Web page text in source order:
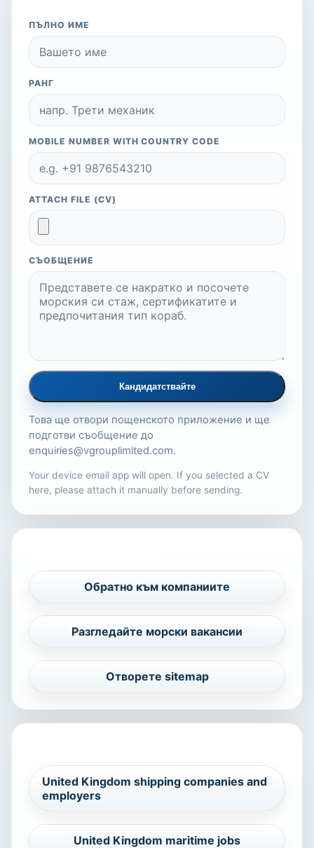
ПЪЛНО ИМЕ
РАНГ
MOBILE NUMBER WITH COUNTRY CODE
ATTACH FILE (CV)
СЪОБЩЕНИЕ
Кандидатствайте
Това ще отвори пощенското приложение и ще
подготви съобщение до
enquiries@vgrouplimited.com.
Your device email app will open. If you selected a CV
here, please attach it manually before sending.
Обратно към компаниите
Разгледайте морски вакансии
Отворете sitemap
United Kingdom shipping companies and
employers
United Kingdom maritime jobs